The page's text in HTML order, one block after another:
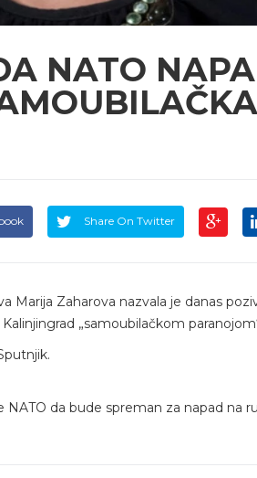
NATO
Share On Twitter
Marija Zaharova nazvala je danas
„samoubilačkom
da bude spreman za napad na